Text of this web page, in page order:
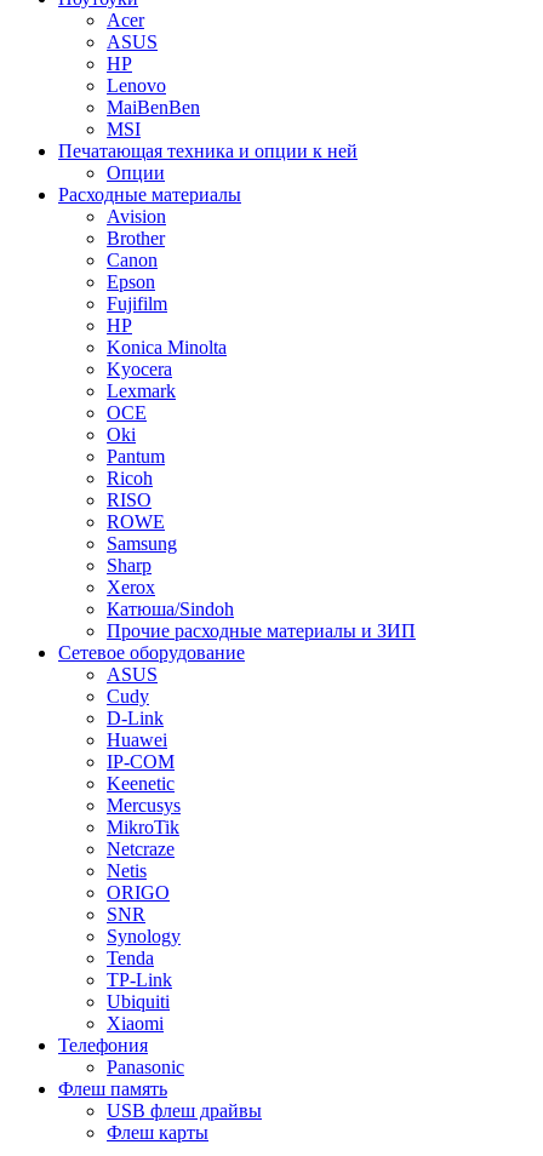
Acer
ASUS
HP
Lenovo
MaiBenBen
MSI
Печатающая техника и опции к ней
Опции
Расходные материалы
Avision
Brother
Canon
Epson
Fujifilm
HP
Konica Minolta
Kyocera
Lexmark
OCE
Oki
Pantum
Ricoh
RISO
ROWE
Samsung
Sharp
Xerox
Катюша/Sindoh
Прочие расходные материалы и ЗИП
Сетевое оборудование
ASUS
Cudy
D-Link
Huawei
IP-COM
Keenetic
Mercusys
MikroTik
Netcraze
Netis
ORIGO
SNR
Synology
Tenda
TP-Link
Ubiquiti
Xiaomi
Телефония
Panasonic
Флеш память
USB флеш драйвы
Флеш карты